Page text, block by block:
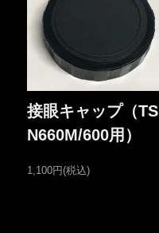
接眼キャップ（TS
N660M/600用）
1,100円(税込)